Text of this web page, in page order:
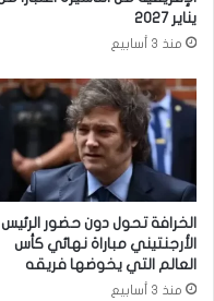
يناير 2027
منذ 3 أسابيع
الخرافة تحول دون حضور الرئيس
الأرجنتيني مباراة نهائي كأس
العالم التي يخوضها فريقه
منذ 3 أسابيع